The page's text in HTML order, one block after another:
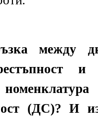
между
(ДС)? И